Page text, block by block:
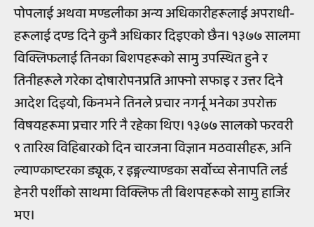
पोपलाई अथवा मण्डलीका अन्य अधिकारीहरूलाई अपराधी-
हरूलाई दण्ड दिने कुनै अधिकार दिइएको छैन। १३७७ सालमा
विक्लिफलाई तिनका बिशपहरूको सामु उपस्थित हुने र
तिनीहरूले गरेका दोषारोपनप्रति आफ्नो सफाइ र उत्तर दिने
आदेश दिइयो, किनभने तिनले प्रचार नगर्नू भनेका उपरोक्त
विषयहरूमा प्रचार गरि नै रहेका थिए। १३७७ सालको फरवरी
९ तारिख विहिबारको दिन चारजना विज्ञान मठवासीहरू, अनि
ल्याण्काष्टरका ड्यूक, र इङ्गल्याण्डका सर्वोच्च सेनापति लर्ड
हेनरी पर्शीको साथमा विक्लिफ ती बिशपहरूको सामु हाजिर
भए।